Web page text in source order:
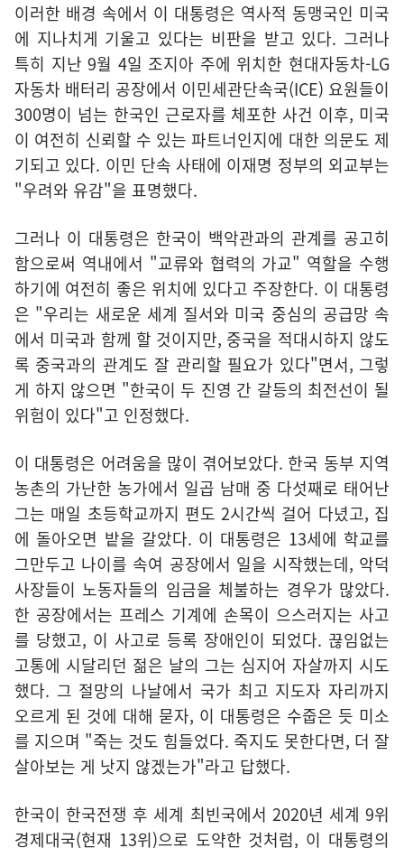
이러한 배경 속에서 이 대통령은 역사적 동맹국인 미국
에 지나치게 기울고 있다는 비판을 받고 있다. 그러나
특히 지난 9월 4일 조지아 주에 위치한 현대자동차-LG
자동차 배터리 공장에서 이민세관단속국(ICE) 요원들이
300명이 넘는 한국인 근로자를 체포한 사건 이후, 미국
이 여전히 신뢰할 수 있는 파트너인지에 대한 의문도 제
기되고 있다. 이민 단속 사태에 이재명 정부의 외교부는
"우려와 유감"을 표명했다.
그러나 이 대통령은 한국이 백악관과의 관계를 공고히
함으로써 역내에서 "교류와 협력의 가교" 역할을 수행
하기에 여전히 좋은 위치에 있다고 주장한다. 이 대통령
은 "우리는 새로운 세계 질서와 미국 중심의 공급망 속
에서 미국과 함께 할 것이지만, 중국을 적대시하지 않도
록 중국과의 관계도 잘 관리할 필요가 있다"면서, 그렇
게 하지 않으면 "한국이 두 진영 간 갈등의 최전선이 될
위험이 있다"고 인정했다.
이 대통령은 어려움을 많이 겪어보았다. 한국 동부 지역
농촌의 가난한 농가에서 일곱 남매 중 다섯째로 태어난
그는 매일 초등학교까지 편도 2시간씩 걸어 다녔고, 집
에 돌아오면 밭을 갈았다. 이 대통령은 13세에 학교를
그만두고 나이를 속여 공장에서 일을 시작했는데, 악덕
사장들이 노동자들의 임금을 체불하는 경우가 많았다.
한 공장에서는 프레스 기계에 손목이 으스러지는 사고
를 당했고, 이 사고로 등록 장애인이 되었다. 끊임없는
고통에 시달리던 젊은 날의 그는 심지어 자살까지 시도
했다. 그 절망의 나날에서 국가 최고 지도자 자리까지
오르게 된 것에 대해 묻자, 이 대통령은 수줍은 듯 미소
를 지으며 "죽는 것도 힘들었다. 죽지도 못한다면, 더 잘
살아보는 게 낫지 않겠는가"라고 답했다.
한국이 한국전쟁 후 세계 최빈국에서 2020년 세계 9위
경제대국(현재 13위)으로 도약한 것처럼, 이 대통령의